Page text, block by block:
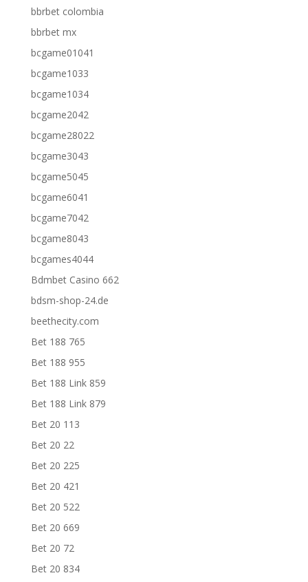
bbrbet colombia
bbrbet mx
bcgame01041
bcgame1033
bcgame1034
bcgame2042
bcgame28022
bcgame3043
bcgame5045
bcgame6041
bcgame7042
bcgame8043
bcgames4044
Bdmbet Casino 662
bdsm-shop-24.de
beethecity.com
Bet 188 765
Bet 188 955
Bet 188 Link 859
Bet 188 Link 879
Bet 20 113
Bet 20 22
Bet 20 225
Bet 20 421
Bet 20 522
Bet 20 669
Bet 20 72
Bet 20 834